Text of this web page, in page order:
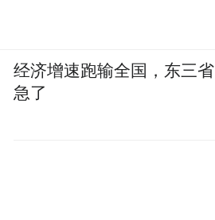
经济增速跑输全国，东三省
急了